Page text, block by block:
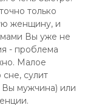
только
женщину, и
Вы уже не
- проблема
Малое
сулит
мужчина) или